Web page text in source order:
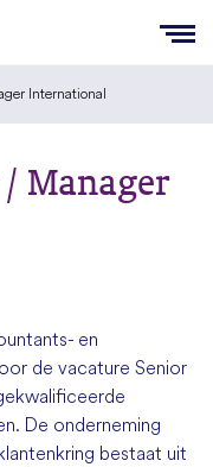
International
Manager
en
de vacature Senior
De onderneming
bestaat uit